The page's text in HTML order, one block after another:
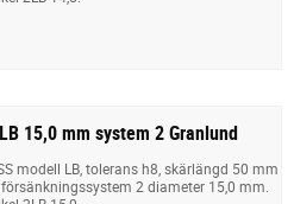
15,0 mm system 2 Granlund
modell LB, tolerans h8, skärlängd 50 mm
2 diameter 15,0 mm.